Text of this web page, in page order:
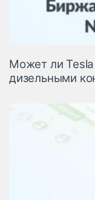
Может ли Tesla
дизельными